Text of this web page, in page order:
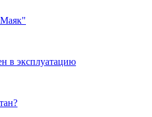
в эксплуатацию